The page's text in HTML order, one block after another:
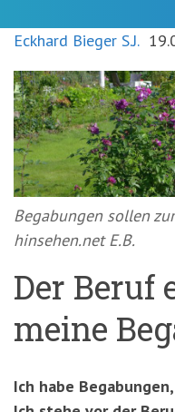
springen
'3')Zur
Suche
springen
(Accesskey
'2')
Eckhard Bieger S.J.
Begabungen sollen
hinsehen.net E.B.
Der Beruf
meine
Ich habe